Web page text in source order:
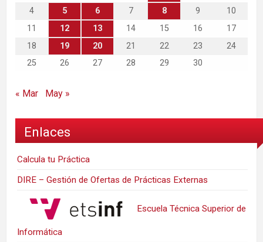
4
5 6 7 8 9
10
11
12 13 14 15 16
17
18
19 20 21 22 23
24
25
26 27 28 29 30
« Mar May »
Enlaces
Calcula tu Práctica
DIRE – Gestión de Ofertas de Prácticas Externas
Escuela Técnica Superior de
Informática